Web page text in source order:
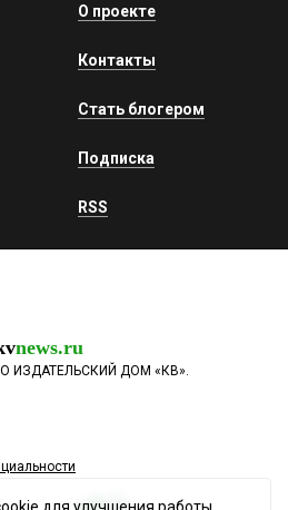
О проекте
Контакты
Стать блогером
Подписка
RSS
news.ru
ИЗДАТЕЛЬСКИЙ ДОМ «КВ».